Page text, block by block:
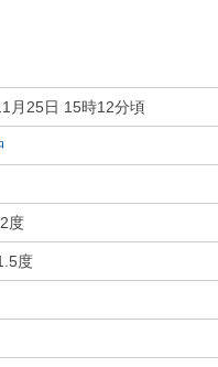
月25日 15時12分頃
度
度